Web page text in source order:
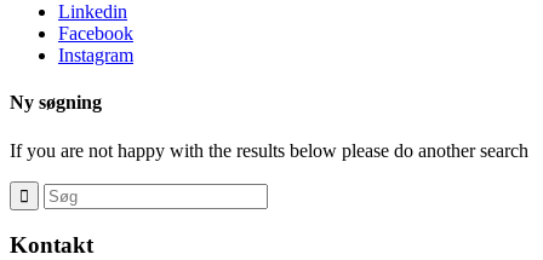
Linkedin
Facebook
Instagram
Ny søgning
If you are not happy with the results below please do another search
Kontakt